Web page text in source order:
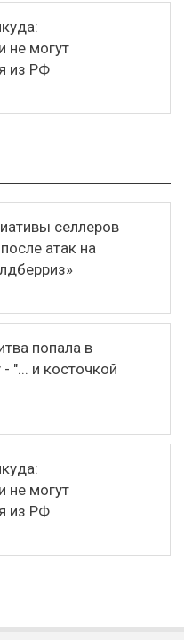
не могут
из РФ
селлеров
атак на
попала в
"... и косточкой
не могут
из РФ